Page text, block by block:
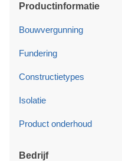
Productinformatie
Bouwvergunning
Fundering
Constructietypes
Isolatie
Product onderhoud
Bedrijf